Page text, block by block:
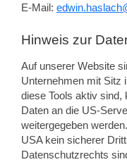
E-Mail:
Hinweis zur
Auf unserer Website
Unternehmen mit Sitz
diese Tools aktiv sind,
Daten an die US-
weitergegeben
USA kein sicherer
Datenschutzrechts